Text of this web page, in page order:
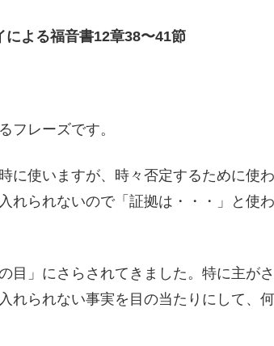
による福音書12章38〜41節
フレーズです。
に使いますが、時々否定するために使
れられないので「証拠は・・・」と使
目」にさらされてきました。特に主が
れられない事実を目の当たりにして、